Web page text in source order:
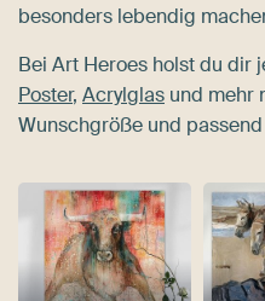
besonders lebendig
Bei Art Heroes holst du dir
Poster, Acrylglas und mehr
Wunschgröße und